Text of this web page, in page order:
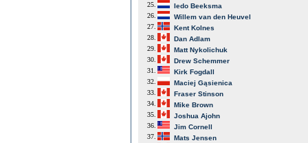
25.
Iedo Beeksma
26.
Willem van den Heuvel
27.
Kent Kolnes
28.
Dan Adlam
29.
Matt Nykolichuk
30.
Drew Schemmer
31.
Kirk Fogdall
32.
Maciej Gąsienica
33.
Fraser Stinson
34.
Mike Brown
35.
Joshua Ajohn
36.
Jim Cornell
37.
Mats Jensen